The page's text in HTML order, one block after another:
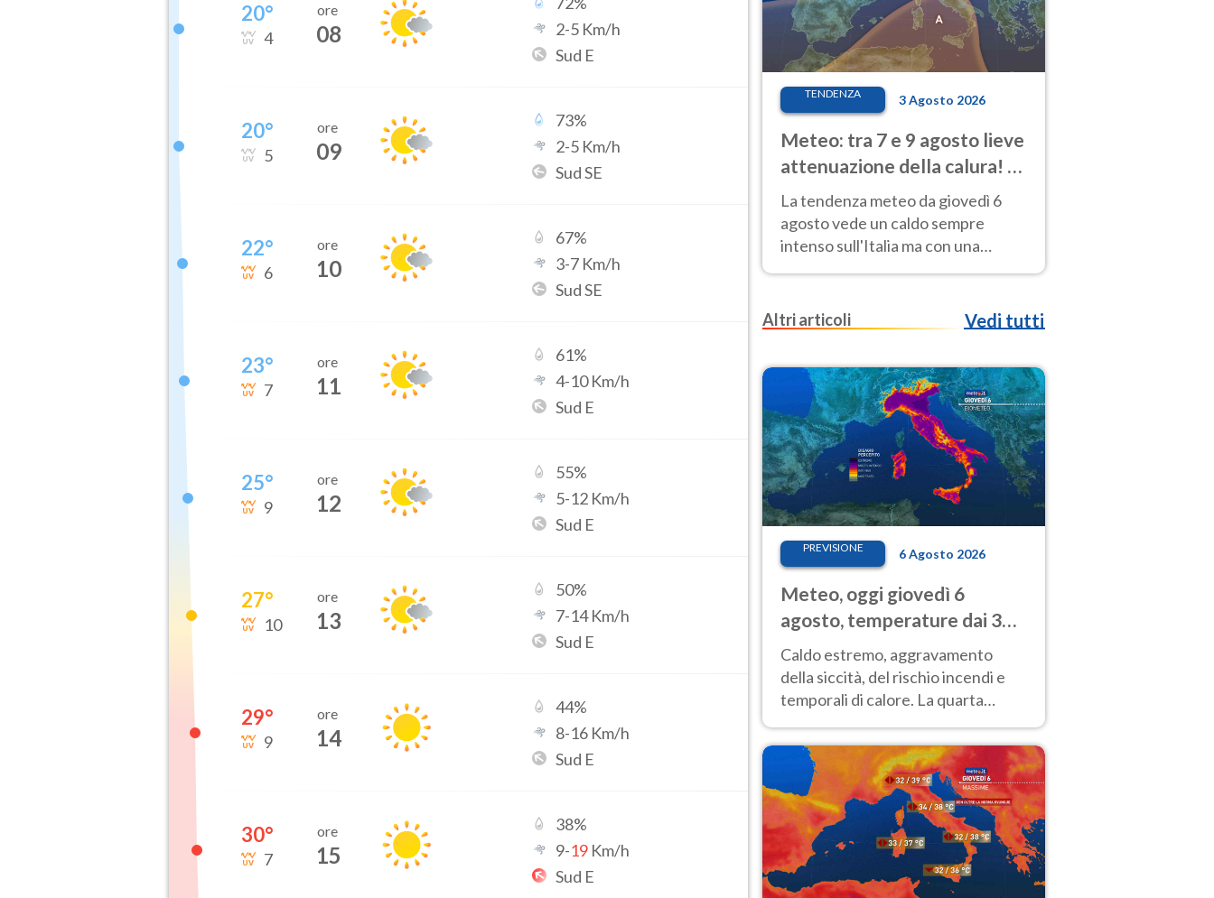
20°
4
ore
08
2-5 Km/h
Sud E
20°
5
ore
09
73%
2-5 Km/h
Sud SE
22°
6
ore
10
67%
3-7 Km/h
Sud SE
23°
7
ore
11
61%
4-10Km/h
Sud E
25°
9
ore
12
55%
5-12 Km/h
Sud E
27°
10
ore
13
50%
7-14Km/h
Sud E
29°
9
ore
14
44%
8-16 Km/h
Sud E
30°
7
ore
15
38%
9-19 Km/h
Sud E
TENDENZA 3 Agosto 2026
Meteo: tra 7 e 9 agosto lieve
attenuazione della calura! Al
Nord rischio temporali
La tendenza meteo da giovedì 6
agosto vede un caldo sempre
intenso sull'Italia ma con una
parziale e lieve attenuazione tra il 7
Altri articoli
Vedi tutti
PREVISIONE 6 Agosto 2026
Meteo, oggi giovedì 6
agosto, temperature dai 33
ai 40 gradi
Caldo estremo, aggravamento
della siccità, del rischio incendi e
temporali di calore. La quarta
tregua e durerà fino Ferragosto